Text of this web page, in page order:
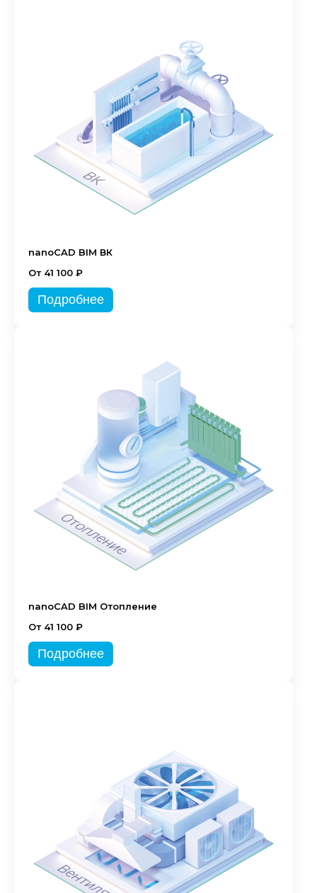
nanoCAD BIM ВК
От 41 100 ₽
Подробнее
nanoCAD BIM Отопление
От 41 100 ₽
Подробнее